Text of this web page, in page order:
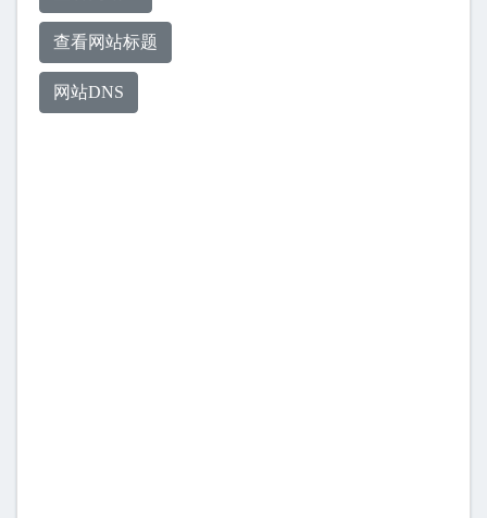
查看网站标题
网站DNS